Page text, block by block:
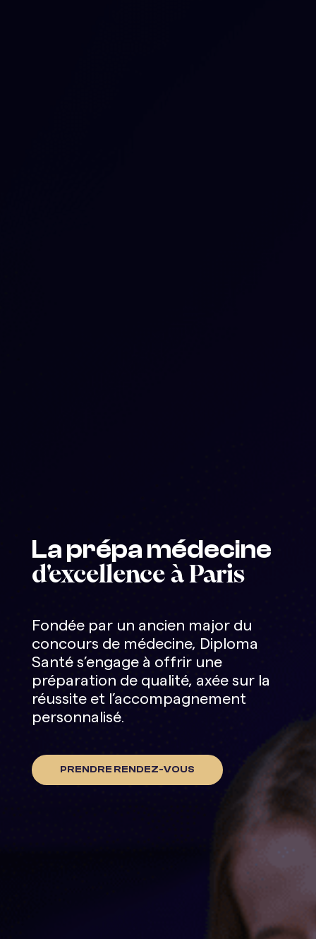
La prépa médecine
d'excellence à Paris
Fondée par un ancien major du
concours de médecine, Diploma
Santé s’engage à offrir une
préparation de qualité, axée sur la
réussite et l’accompagnement
personnalisé.
PRENDRE RENDEZ-VOUS